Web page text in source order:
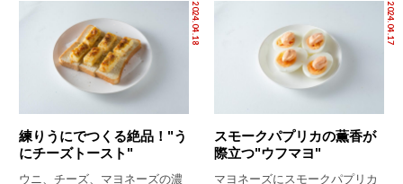
2024.04.18
練りうにでつくる絶品！"う
にチーズトースト"
ウニ、チーズ、マヨネーズの濃
2024.04.17
スモークパプリカの薫香が
際立つ"ウフマヨ"
マヨネーズにスモークパプリカ